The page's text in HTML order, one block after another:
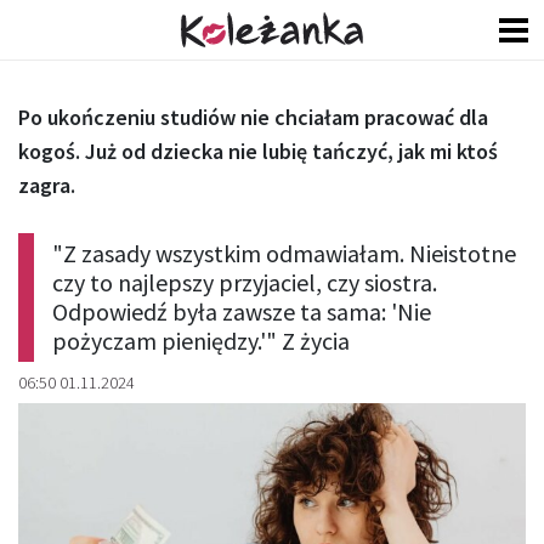
"Z zasady wszystkim odmawiałam. Nieistotne
czy to najlepszy przyjaciel, czy siostra.
Odpowiedź była zawsze ta sama: 'Nie
pożyczam pieniędzy.'" Z życia
06:50 01.11.2024
Po ukończeniu studiów nie chciałam pracować dla
kogoś. Już od dziecka nie lubię tańczyć, jak mi ktoś
zagra.